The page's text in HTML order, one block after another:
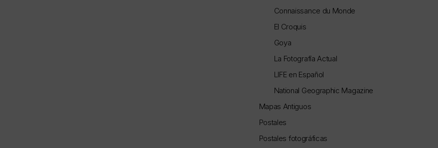
Connaissance du Monde
El Croquis
Goya
La Fotografía Actual
LIFE en Español
National Geographic Magazine
Mapas Antiguos
Postales
Postales fotográficas